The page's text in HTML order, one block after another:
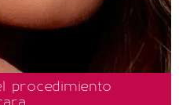
procedimiento